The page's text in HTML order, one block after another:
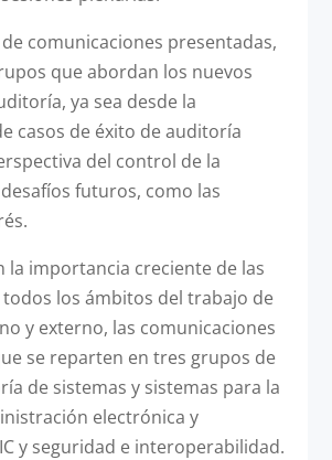
comunicaciones presentadas,
que abordan los nuevos
ya sea desde la
casos de éxito de auditoría
del control de la
futuros, como las
la importancia creciente de las
los ámbitos del trabajo de
y externo, las comunicaciones
se reparten en tres grupos de
de sistemas y sistemas para la
electrónica y
y seguridad e interoperabilidad.